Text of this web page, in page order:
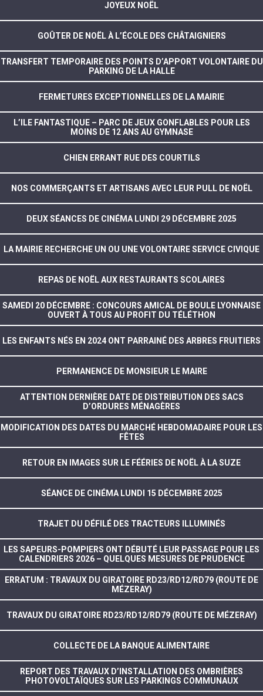
JOYEUX NOËL
GOÛTER DE NOËL À L’ÉCOLE DES CHÂTAIGNIERS
TRANSFERT TEMPORAIRE DES POINTS D’APPORT VOLONTAIRE DU
PARKING DE LA HALLE
FERMETURES EXCEPTIONNELLES DE LA MAIRIE
L’ILE FANTASTIQUE – PARC DE JEUX GONFLABLES POUR LES
MOINS DE 12 ANS AU GYMNASE
CHIEN ERRANT RUE DES COURTILS
NOS COMMERÇANTS ET ARTISANS AVEC LEUR PULL DE NOËL
DEUX SÉANCES DE CINÉMA LUNDI 29 DÉCEMBRE 2025
LA MAIRIE RECHERCHE UN OU UNE VOLONTAIRE SERVICE CIVIQUE
REPAS DE NOËL AUX RESTAURANTS SCOLAIRES
SAMEDI 20 DÉCEMBRE : CONCOURS AMICAL DE BOULE LYONNAISE
OUVERT À TOUS AU PROFIT DU TÉLÉTHON
LES ENFANTS NÉS EN 2024 ONT PARRAINÉ DES ARBRES FRUITIERS
PERMANENCE DE MONSIEUR LE MAIRE
ATTENTION DERNIÈRE DATE DE DISTRIBUTION DES SACS
D’ORDURES MÉNAGÈRES
MODIFICATION DES DATES DU MARCHÉ HEBDOMADAIRE POUR LES
FÊTES
RETOUR EN IMAGES SUR LE FÉÉRIES DE NOËL À LA SUZE
SÉANCE DE CINÉMA LUNDI 15 DÉCEMBRE 2025
TRAJET DU DÉFILÉ DES TRACTEURS ILLUMINÉS
LES SAPEURS-POMPIERS ONT DÉBUTÉ LEUR PASSAGE POUR LES
CALENDRIERS 2026 – QUELQUES MESURES DE PRUDENCE
ERRATUM : TRAVAUX DU GIRATOIRE RD23/RD12/RD79 (ROUTE DE
MÉZERAY)
TRAVAUX DU GIRATOIRE RD23/RD12/RD79 (ROUTE DE MÉZERAY)
COLLECTE DE LA BANQUE ALIMENTAIRE
REPORT DES TRAVAUX D’INSTALLATION DES OMBRIÈRES
PHOTOVOLTAÏQUES SUR LES PARKINGS COMMUNAUX